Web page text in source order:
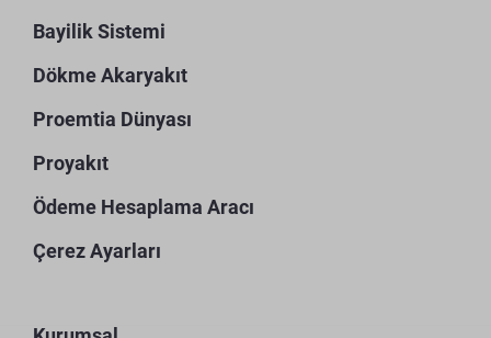
Bayilik Sistemi
Dökme Akaryakıt
Proemtia Dünyası
Proyakıt
Ödeme Hesaplama Aracı
Çerez Ayarları